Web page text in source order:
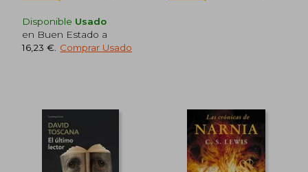
Disponible Usado
en Buen Estado a
16,23 € Comprar Usado